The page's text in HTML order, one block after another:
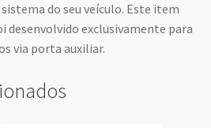
do seu veículo. Este item
desenvolvido exclusivamente para
via porta auxiliar.